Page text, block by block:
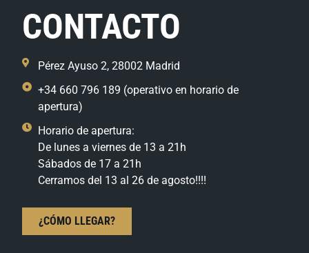
CONTACTO
Pérez Ayuso 2, 28002 Madrid
+34 660 796 189 (operativo en horario de
apertura)
Horario de apertura:
De lunes a viernes de 13 a 21h
Sábados de 17 a 21h
Cerramos del 13 al 26 de agosto!!!!
¿CÓMO LLEGAR?